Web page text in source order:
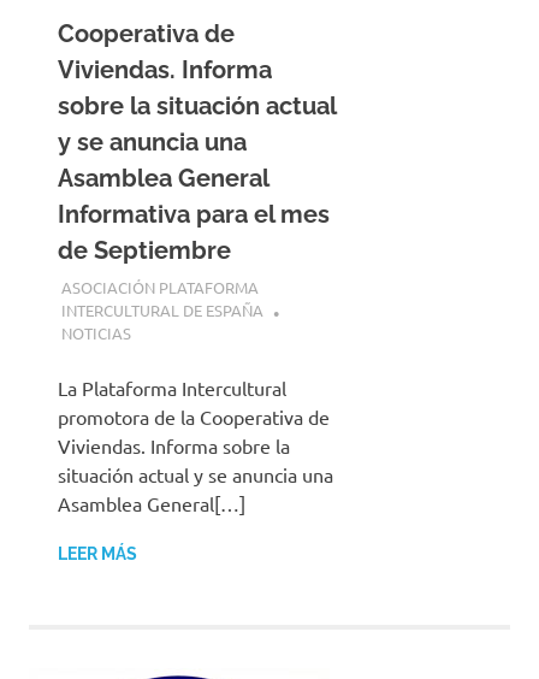
Cooperativa de
Viviendas. Informa
sobre la situación actual
y se anuncia una
Asamblea General
Informativa para el mes
de Septiembre
8 JULIO, 2025
ASOCIACIÓN PLATAFORMA
INTERCULTURAL DE ESPAÑA
NOTICIAS
La Plataforma Intercultural
promotora de la Cooperativa de
Viviendas. Informa sobre la
situación actual y se anuncia una
Asamblea General[…]
LEER MÁS